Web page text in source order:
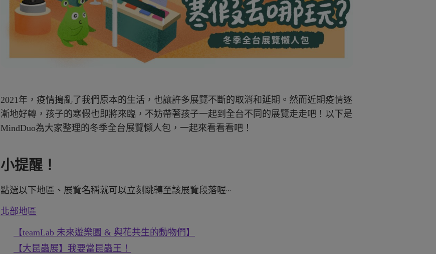
2021年，疫情搗亂了我們原本的生活，也讓許多展覽不斷的取消和延期。然而近期疫情逐
漸地好轉，孩子的寒假也即將來臨，不妨帶著孩子一起到全台不同的展覽走走吧！以下是
MindDuo為大家整理的冬季全台展覽懶人包，一起來看看看吧！
小提醒！
點選以下地區、展覽名稱就可以立刻跳轉至該展覽段落喔~
北部地區
【teamLab 未來遊樂園 & 與花共生的動物們】
【大昆蟲展】我要當昆蟲王！